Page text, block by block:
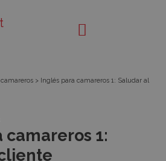
> Inglés para camareros 1: Saludar al
camareros 1: